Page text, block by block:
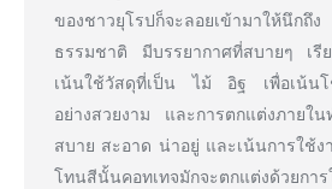
ของชาวยุโรปก็จะลอยเข้ามาให้นึกถึ
ธรรมชาติ มีบรรยากาศที่สบายๆ เรี
เน้นใช้วัสดุที่เป็น ไม้ อิฐ เพื่อเน้นโ
อย่างสวยงาม และการตกแต่งภายใน
สบาย สะอาด น่าอยู่ และเน้นการใช้ง
โทนสีนั้นคอทเทจมักจะตกแต่งด้วยกา